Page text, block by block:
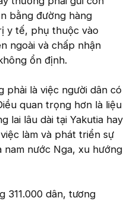
bằng đường hàng
y tế, phụ thuộc vào
ngoài và chấp nhận
ổn định.
phải là việc người dân có
quan trọng hơn là liệu
lai lâu dài tại Yakutia hay
làm và phát triển sự
nước Nga, xu hướng
311.000 dân, tương